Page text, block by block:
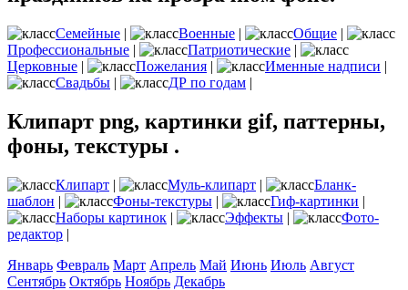
Семейные | Военные | Общие |
Профессиональные | Патриотические |
Церковные | Пожелания | Именные надписи |
Свадьбы | ДР по годам |
Клипарт png, картинки gif, паттерны,
фоны, текстуры .
Клипарт | Муль-клипарт |
Бланк-
шаблон | Фоны-текстуры | Гиф-картинки |
Наборы картинок | Эффекты |
Фото-
редактор |
Январь Февраль Март Апрель Май Июнь Июль Август
Сентябрь Октябрь Ноябрь Декабрь